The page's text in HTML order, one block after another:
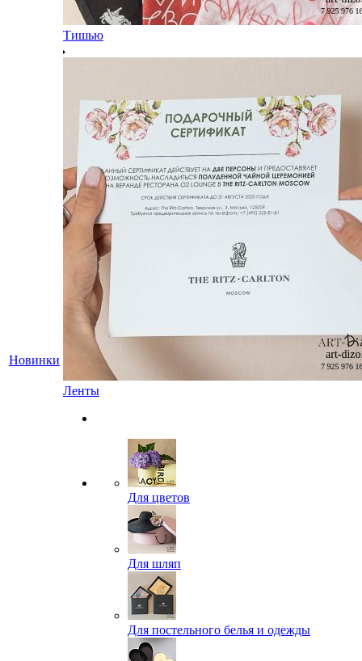
Новинки
Тишью
Ленты
Для цветов
Для шляп
Для постельного белья и одежды